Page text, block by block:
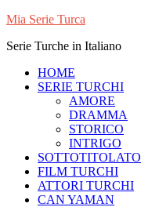
Skip
content
Mia Serie Turca
Serie Turche in Italiano
HOME
SERIE TURCHI
AMORE
DRAMMA
STORICO
INTRIGO
SOTTOTITOLATO
FILM TURCHI
ATTORI TURCHI
CAN YAMAN